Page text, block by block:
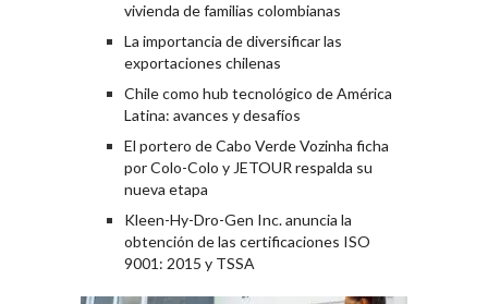
vivienda de familias colombianas
La importancia de diversificar las
exportaciones chilenas
Chile como hub tecnológico de América
Latina: avances y desafíos
El portero de Cabo Verde Vozinha ficha
por Colo-Colo y JETOUR respalda su
nueva etapa
Kleen-Hy-Dro-Gen Inc. anuncia la
obtención de las certificaciones ISO
9001: 2015 y TSSA